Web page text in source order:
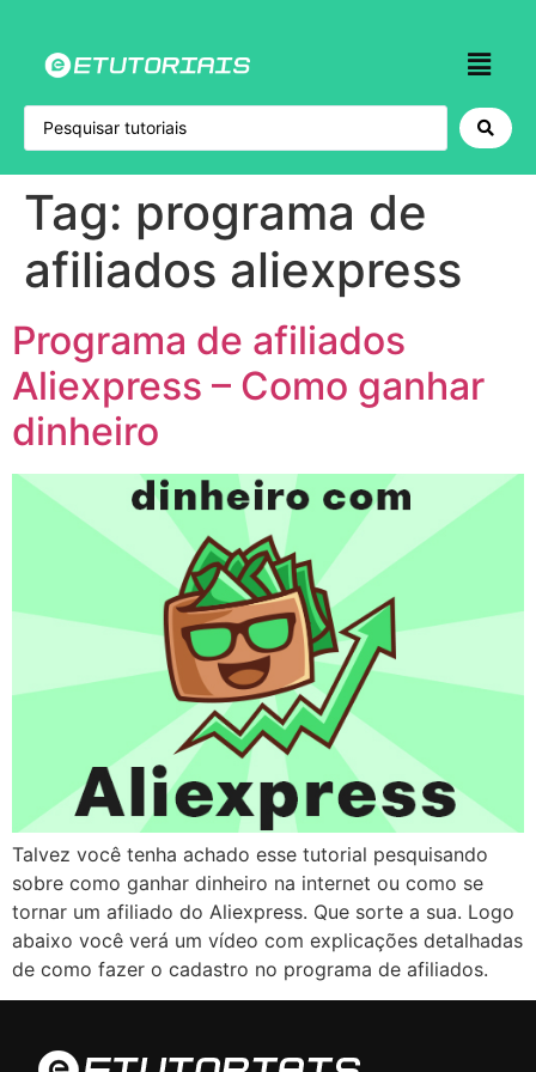
Tag: programa de
afiliados aliexpress
Programa de afiliados
Aliexpress – Como ganhar
dinheiro
Talvez você tenha achado esse tutorial pesquisando
sobre como ganhar dinheiro na internet ou como se
tornar um afiliado do Aliexpress. Que sorte a sua. Logo
abaixo você verá um vídeo com explicações detalhadas
de como fazer o cadastro no programa de afiliados.